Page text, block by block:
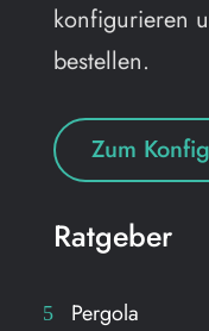
konfigurieren
bestellen.
Zum
Ratgeber
Pergola